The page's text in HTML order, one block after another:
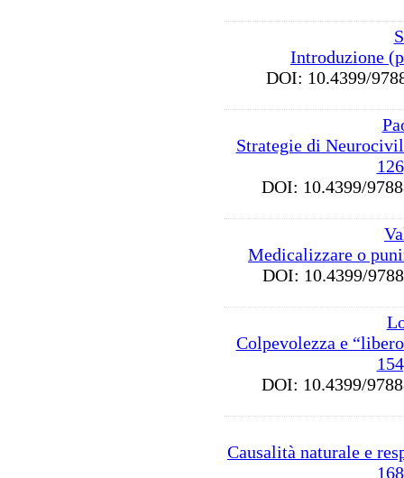
Introduzione
DOI: 10.4399/
Strategie di
DOI: 10.4399/
Medicalizzare o
DOI: 10.4399/
Colpevolezza e
DOI: 10.4399/
Causalità naturale e